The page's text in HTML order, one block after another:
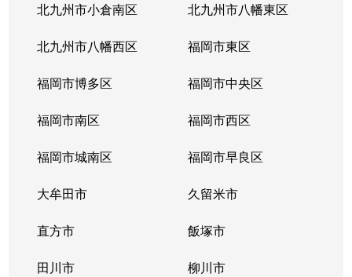
北九州市小倉南区 北九州市八幡東区
北九州市八幡西区 福岡市東区
福岡市博多区 福岡市中央区
福岡市南区 福岡市西区
福岡市城南区 福岡市早良区
大牟田市 久留米市
直方市 飯塚市
田川市 柳川市